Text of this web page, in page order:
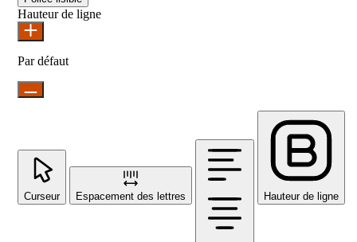
Hauteur de ligne
Par défaut
Curseur Espacement des lettres Hauteur de ligne